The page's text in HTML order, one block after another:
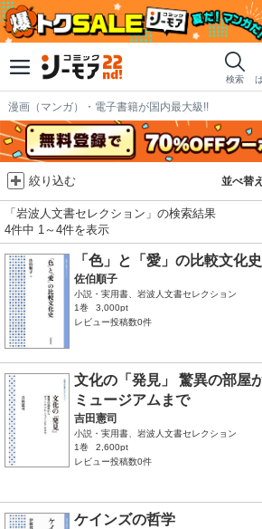
検索
漫画（マンガ）・電子書籍が国内最大級!!
並べ替
絞り込む
「岩波人文書セレクション」の検索結果
4件中 1～4件を表示
「色」と「愛」の比較文化史
佐伯順子
小説・実用書、岩波人文書セレクション
1巻
3,000pt
レビュー投稿数0件
文化の「発見」 驚異の部屋
ミュージアムまで
吉田憲司
小説・実用書、岩波人文書セレクション
1巻
2,600pt
レビュー投稿数0件
ケインズの哲学